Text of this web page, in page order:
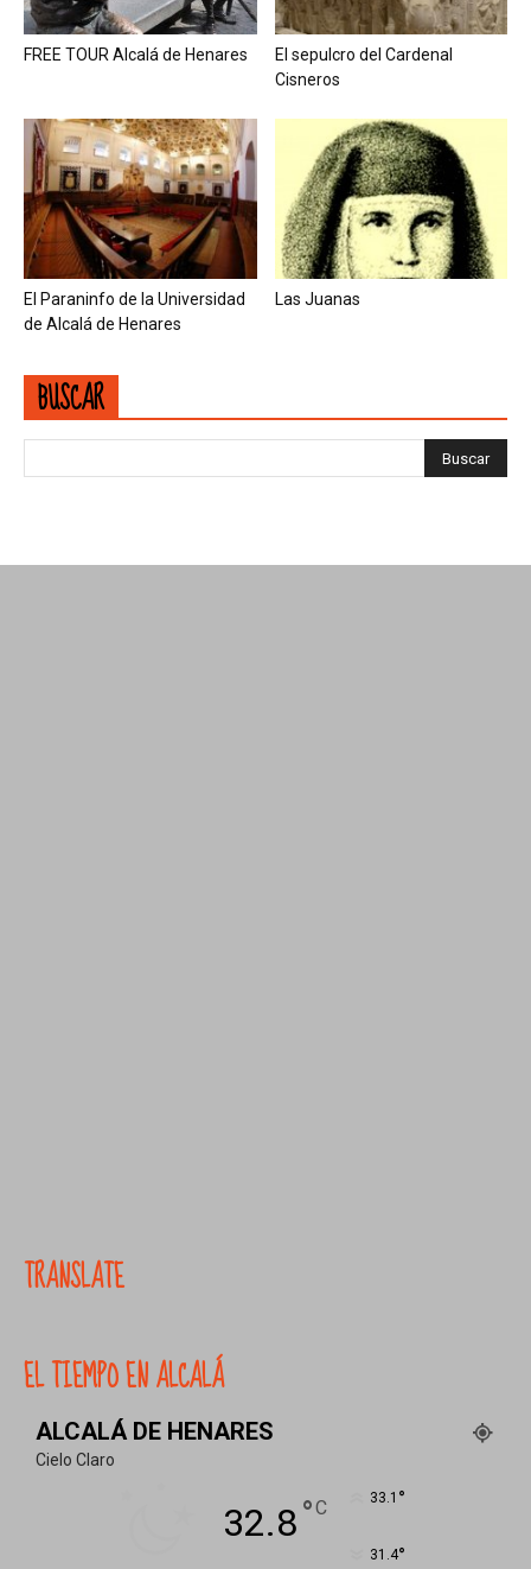
FREE TOUR Alcalá de Henares
El sepulcro del Cardenal
Cisneros
El Paraninfo de la Universidad
de Alcalá de Henares
Las Juanas
BUSCAR
TRANSLATE
EL TIEMPO EN ALCALÁ
ALCALÁ DE HENARES
Cielo Claro
32.8°C 33.1 °
31.4°